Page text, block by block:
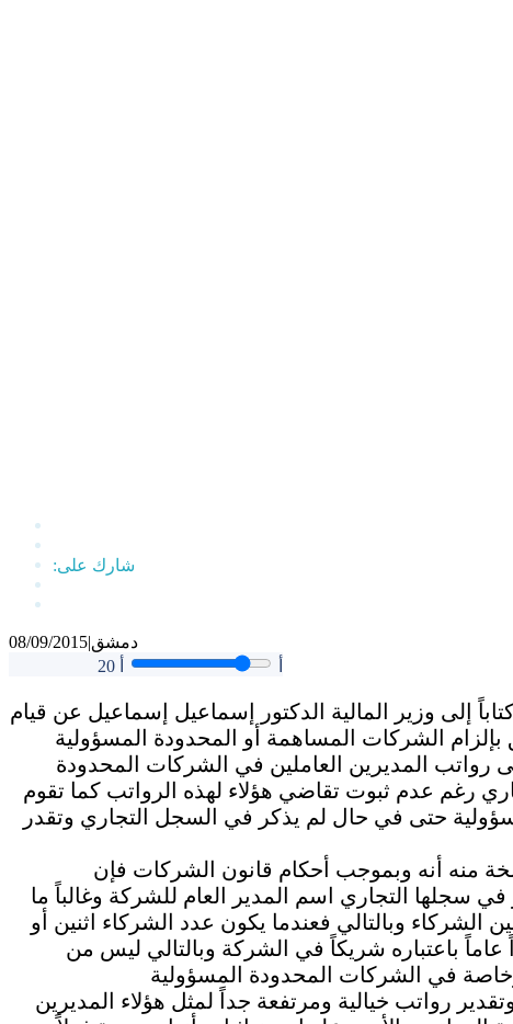
08/09/2015|دمشق
20
إلى وزير المالية الدكتور إسماعيل إسماعيل عن قيام
الشركات المساهمة أو المحدودة المسؤولية
رواتب المديرين العاملين في الشركات المحدودة
رغم عدم ثبوت تقاضي هؤلاء لهذه الرواتب كما تقوم
حتى في حال لم يذكر في السجل التجاري وتقدر
منه أنه وبموجب أحكام قانون الشركات فإن
سجلها التجاري اسم المدير العام للشركة وغالباً ما
وبالتالي فعندما يكون عدد الشركاء اثنين أو
عاماً باعتباره شريكاً في الشركة وبالتالي ليس من
رواتب خيالية ومرتفعة جداً لمثل هؤلاء المديرين